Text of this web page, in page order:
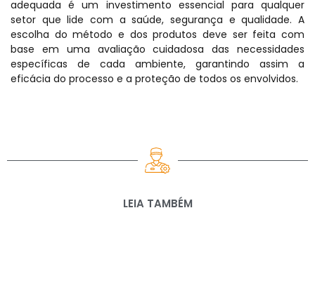
adequada é um investimento essencial para qualquer
setor que lide com a saúde, segurança e qualidade. A
escolha do método e dos produtos deve ser feita com
base em uma avaliação cuidadosa das necessidades
específicas de cada ambiente, garantindo assim a
eficácia do processo e a proteção de todos os envolvidos.
LEIA TAMBÉM